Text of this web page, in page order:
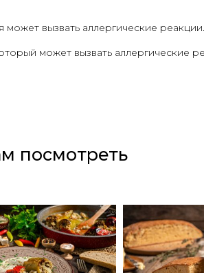
вызвать аллергические реакции.
может вызвать аллергические
посмотреть